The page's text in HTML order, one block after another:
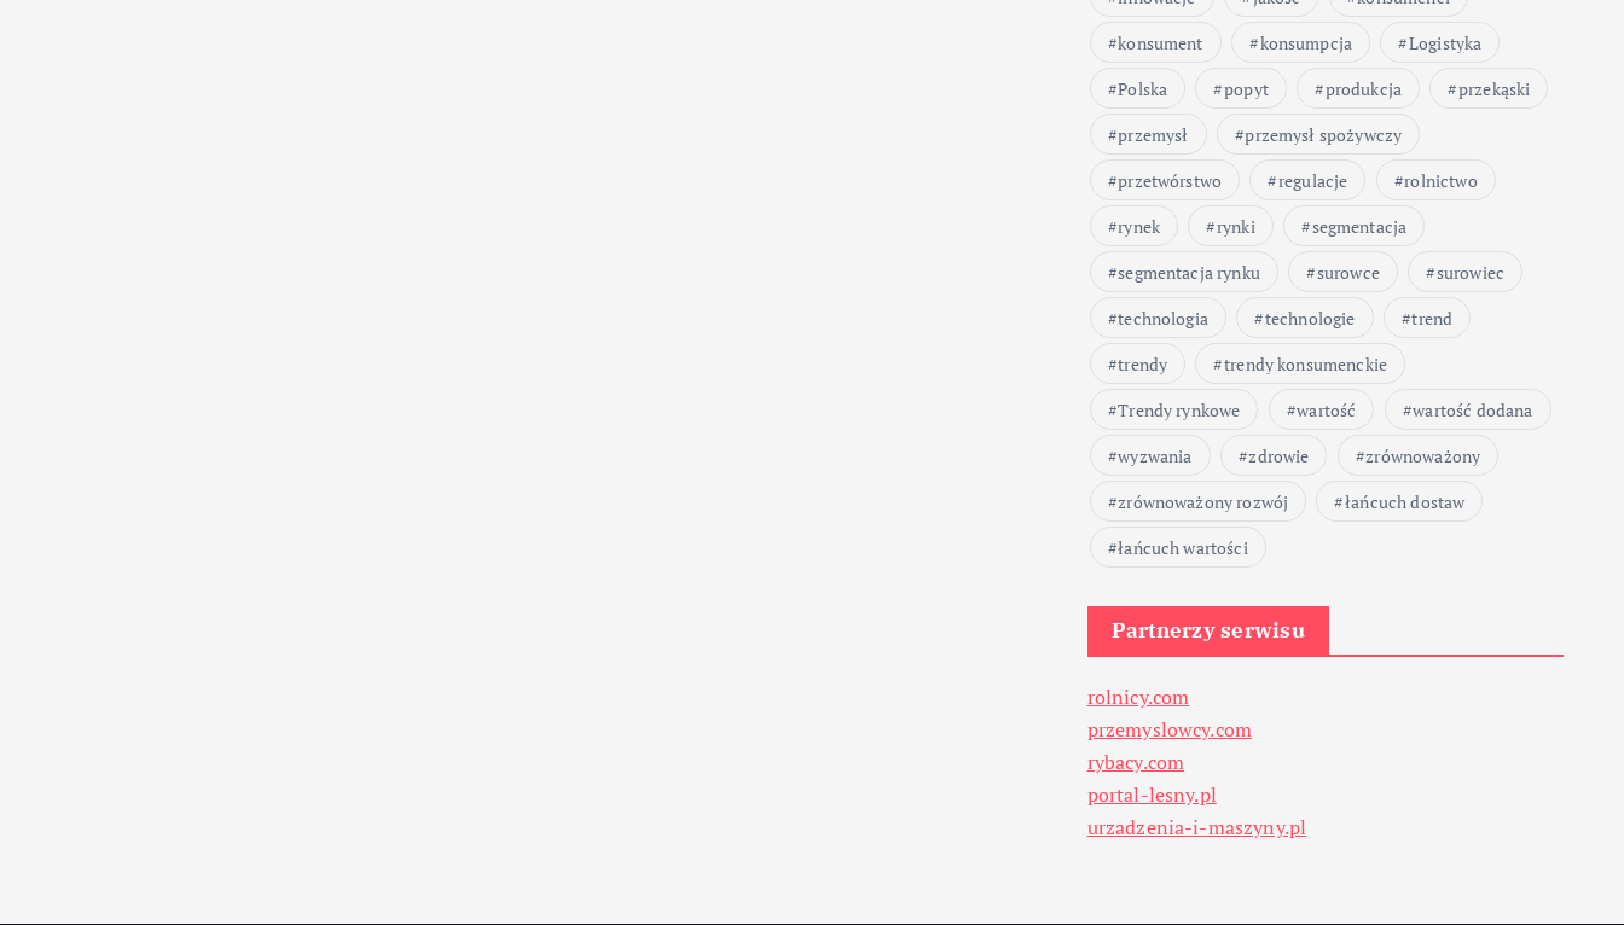
konsument
konsumpcja
Logistyka
Polska
popyt produkcja
przekąski
przemysł
przemysł spożywczy
przetwórstwo
regulacje
rolnictwo
rynek
rynki
segmentacja
segmentacja rynku
surowce
surowiec
technologia
technologie
trend
trendy
trendy konsumenckie
Trendy rynkowe
wartość
wartość dodana
wyzwania
zdrowie
zrównoważony
zrównoważony rozwój
łańcuch dostaw
łańcuch wartości
Partnerzy serwisu
rolnicy.com
przemyslowcy.com
rybacy.com
portal-lesny.pl
urzadzenia-i-maszyny.pl